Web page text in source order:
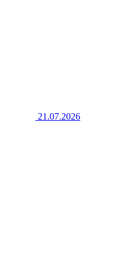
21.07.2026